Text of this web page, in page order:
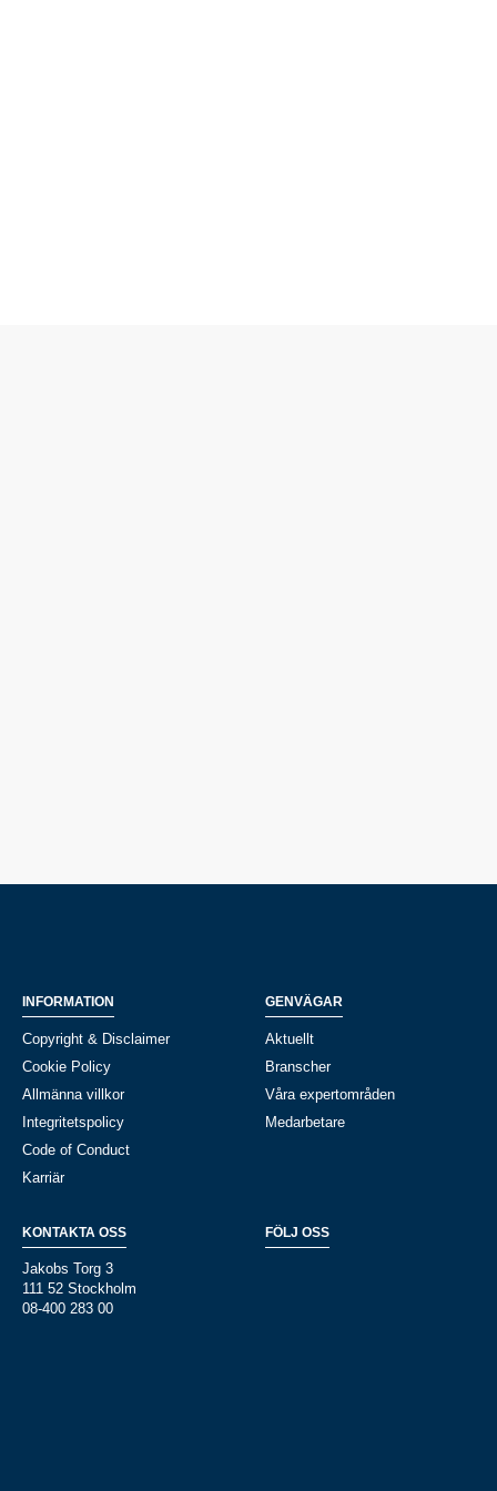
INFORMATION
Copyright & Disclaimer
Cookie Policy
Allmänna villkor
Integritetspolicy
Code of Conduct
Karriär
GENVÄGAR
Aktuellt
Branscher
Våra expertområden
Medarbetare
KONTAKTA OSS
Jakobs Torg 3
111 52 Stockholm
08-400 283 00
FÖLJ OSS